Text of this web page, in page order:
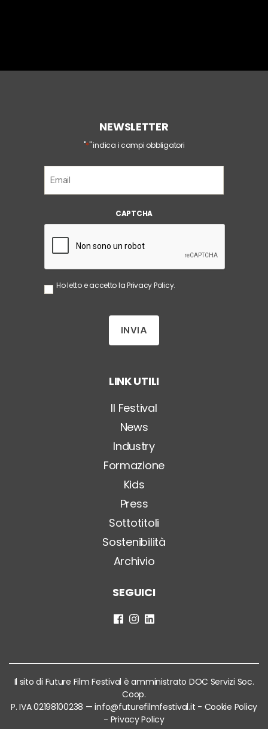
NEWSLETTER
"*" indica i campi obbligatori
a
l
*
CAPTCHA
S
z
a
l
*
Ho letto e accetto laPrivacy Policy.
LINK UTILI
Il Festival
News
Industry
Formazione
Kids
Press
Sottotitoli
Sostenibilità
Archivio
SEGUICI
Il sito di Future Film Festival è amministrato DOC Servizi Soc.
Coop.
P. IVA 02198100238 —info@futurefilmfestival.it - Cookie Policy
- Privacy Policy